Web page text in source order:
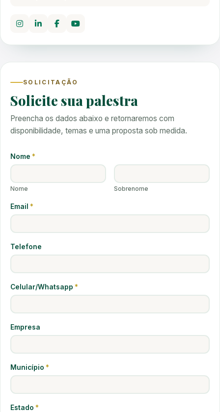
SOLICITAÇÃO
Solicite sua palestra
Preencha os dados abaixo e retornaremos com
disponibilidade, temas e uma proposta sob medida.
Nome *
Nome Sobrenome
Email *
Telefone
Celular/Whatsapp *
Empresa
Município *
Estado *